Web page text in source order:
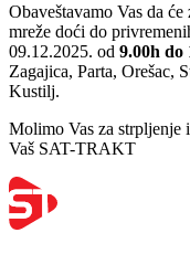
Obaveštavamo Vas da
mreže doći do
09.12.2025. od 9.00h do
Zagajica, Parta, Orešac,
Kustilj.
Molimo Vas za strpljenje
Vaš SAT-TRAKT